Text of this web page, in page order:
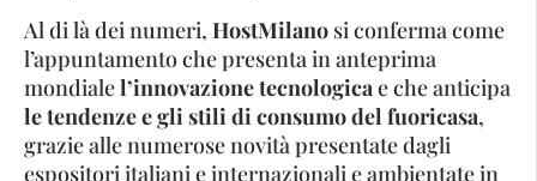
Al di là dei numeri, HostMilano si conferma come
l’appuntamento che presenta in anteprima
mondialel’innovazione tecnologica e che anticipa
le tendenze e gli stili di consumo del fuoricasa,
grazie alle numerose novità presentate dagli
espositori italiani e internazionali e ambientate in